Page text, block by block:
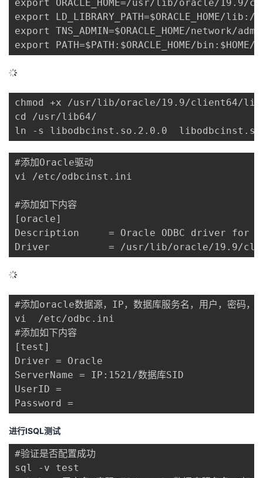
export ORACLE_HOME=/usr/lib/oracle/19.9/
export LD_LIBRARY_PATH=$ORACLE_HOME/
export TNS_ADMIN=$ORACLE_HOME/network/
export PATH=$PATH:$ORACLE_HOME/
chmod +x /usr/lib/oracle/19.9/client64/
cd /usr/lib64/
#添加Oracle驱动
vi /etc/odbcinst.ini
#添加如下内容
[oracle]
Description     = Oracle ODBC driver for
#添加oracle数据源，IP，数据库服务名，用户，密码，
vi  /etc/odbc.ini
#添加如下内容
[test]
Driver = Oracle
ServerName = IP:1521/数据库SID
UserID =
Password =
进行ISQL测试
#验证是否配置成功
sql -v test